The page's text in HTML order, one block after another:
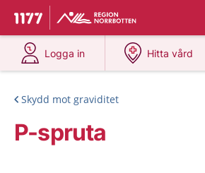
Till startsidan för 1177
Du har valt region
Logga in
på 1177.se
Hitta vård
på 1177.se
Skydd mot graviditet
P-spruta